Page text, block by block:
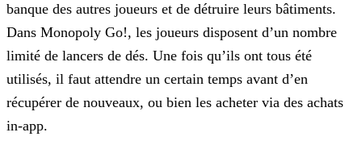
banque des autres joueurs et de détruire leurs bâtiments.
Dans Monopoly Go!, les joueurs disposent d’un nombre
limité de lancers de dés. Une fois qu’ils ont tous été
utilisés, il faut attendre un certain temps avant d’en
récupérer de nouveaux, ou bien les acheter via des achats
in-app.